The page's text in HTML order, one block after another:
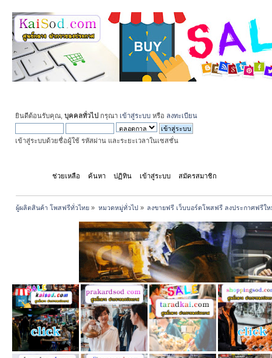
ยินดีต้อนรับคุณ, บุคคลทั่วไป กรุณา เข้าสู่ระบบ หรือ ลงทะเบียน
เข้าสู่ระบบด้วยชื่อผู้ใช้ รหัสผ่าน และระยะเวลาในเซสชั่น
ช่วยเหลือ ค้นหา ปฏิทิน เข้าสู่ระบบ สมัครสมาชิก
ผู้ผลิตสินค้า โพสฟรีทั่วไทย » หมวดหมู่ทั่วไป» ลงขายฟรี เว็บบอร์ดโพสฟรี ลงประกาศฟรีให